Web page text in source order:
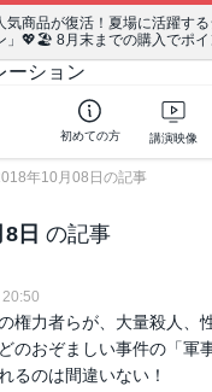
気商品が復活！夏場に活躍す
」💖🏖️ 8月末までの購入でポイ
初めての方 講演映像
年10月08日の記事
日 の記事
権力者らが、大量殺人、
のおぞましい事件の「軍
るのは間違いない！